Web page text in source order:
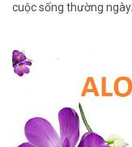
cuộc sống thường ngày.